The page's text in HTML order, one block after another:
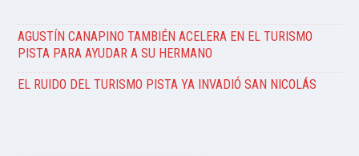
AGUSTÍN CANAPINO TAMBIÉN ACELERA EN EL TURISMO
PISTA PARA AYUDAR A SU HERMANO
EL RUIDO DEL TURISMO PISTA YA INVADIÓ SAN NICOLÁS